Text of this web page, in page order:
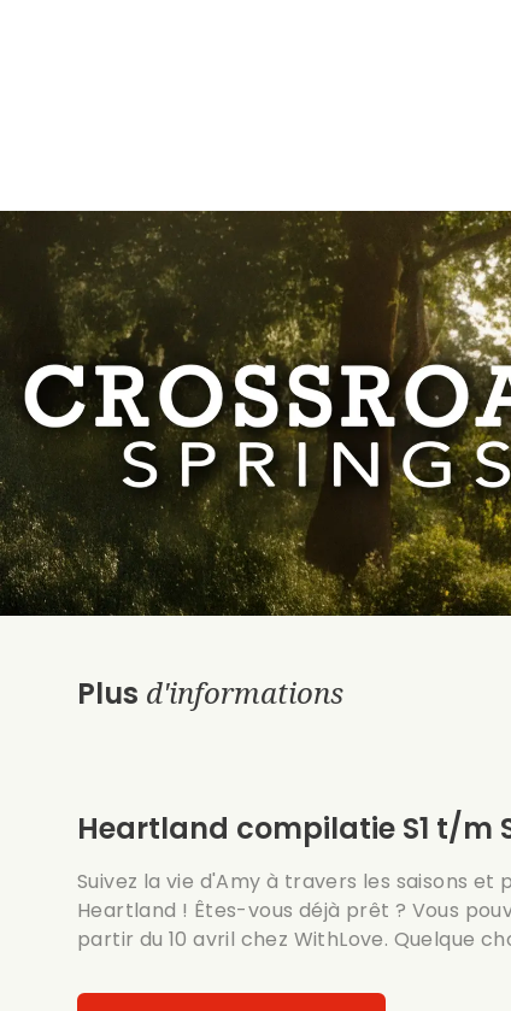
Plus d'informations
Heartland compilatie S1 t/m
Suivez la vie d'Amy à travers les saisons et
Heartland ! Êtes-vous déjà prêt ? Vous
partir du 10 avril chez WithLove. Quelque